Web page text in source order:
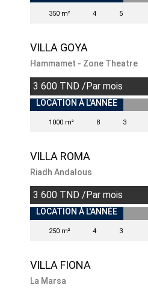
350 m² 4 5
VILLA GOYA
Hammamet - Zone Theatre
3 600 TND /Par mois
LOCATION À L'ANNÉE
1000 m² 8 3
VILLA ROMA
Riadh Andalous
3 600 TND /Par mois
INDISPONIBLE
LOCATION À L'ANNÉE
250 m² 4 3
VILLA FIONA
La Marsa